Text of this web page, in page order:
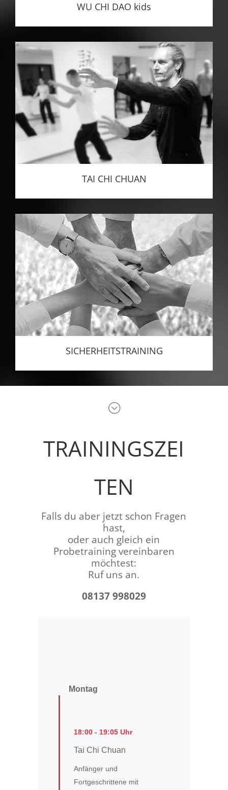
WU CHI DAO kids
TAI CHI CHUAN
SICHERHEITSTRAINING
;
TRAININGSZEI
TEN
Falls du aber jetzt schon Fragen
hast,
oder auch gleich ein
Probetraining vereinbaren
möchtest:
Ruf uns an.
08137 998029
Montag
18:00 - 19:05 Uhr
Tai Chi Chuan
Anfänger und
Fortgeschrittene mit